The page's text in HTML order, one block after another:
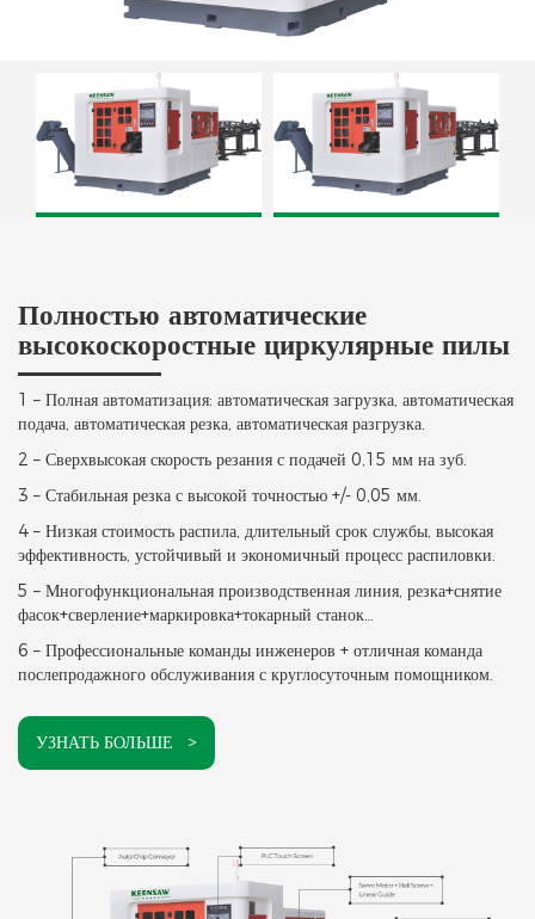
Полностью автоматические
высокоскоростные циркулярные пилы
1 – Полная автоматизация: автоматическая загрузка, автоматическая
подача, автоматическая резка, автоматическая разгрузка.
2 – Сверхвысокая скорость резания с подачей 0,15 мм на зуб.
3 – Стабильная резка с высокой точностью +/- 0,05 мм.
4 – Низкая стоимость распила, длительный срок службы, высокая
эффективность, устойчивый и экономичный процесс распиловки.
5 – Многофункциональная производственная линия, резка+снятие
фасок+сверление+маркировка+токарный станок…
6 – Профессиональные команды инженеров + отличная команда
послепродажного обслуживания с круглосуточным помощником.
УЗНАТЬ БОЛЬШЕ >